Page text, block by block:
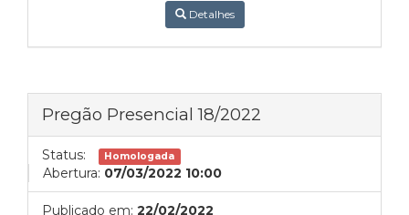
Detalhes
Pregão Presencial 18/2022
Status: Homologada
Abertura: 07/03/2022 10:00
Publicado em: 22/02/2022